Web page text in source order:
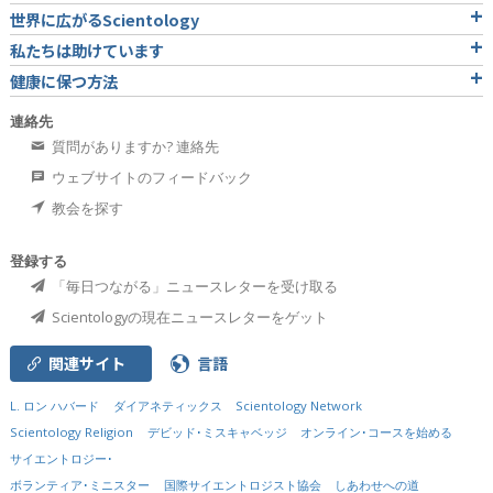
世界に広がるScientology
私たちは助けています
健康に保つ方法
連絡先
質問がありますか? 連絡先
ウェブサイトのフィードバック
教会を探す
登録する
「毎日つながる」ニュースレターを受け取る
Scientologyの現在ニュースレターをゲット
関連サイト 言語
L. ロン ハバード ダイアネティックス
Scientology Network
Scientology Religion
デビッド･ミスキャベッジ
オンライン･コースを始める
サイエントロジー･
ボランティア･ミニスター
国際サイエントロジスト協会 しあわせへの道